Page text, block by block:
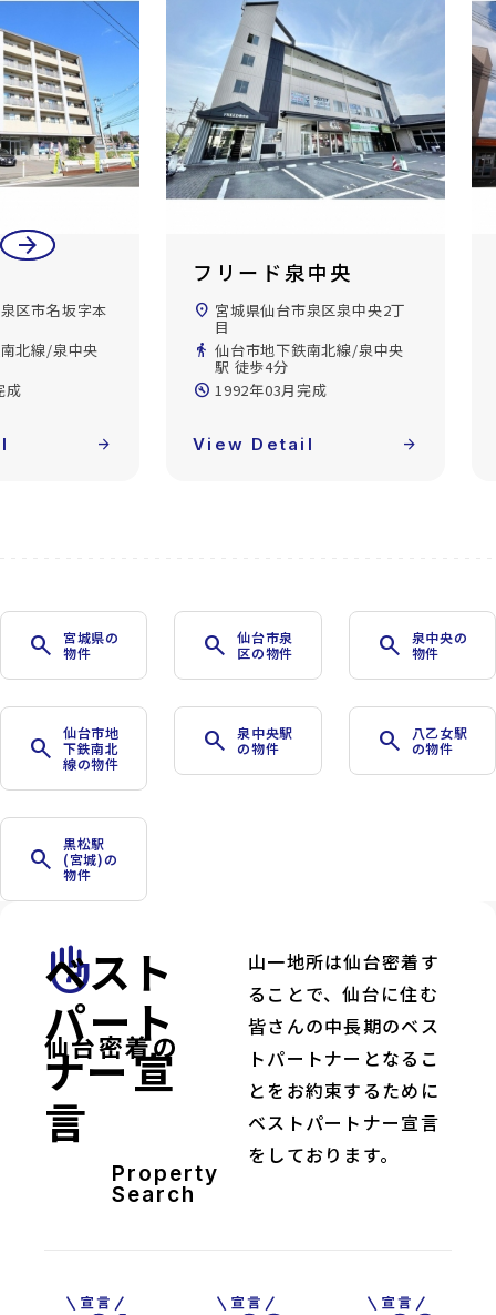
arrow_back
arrow_forward
区市名坂字本
北線/泉中央
成
arrow_forward
フリード泉中央
location_on 宮城県仙台市泉区泉中央2丁
目
directions_walk 仙台市地下鉄南北線/泉中央
駅 徒歩4分
build_circle 1992年03月完成
View Detail arrow_forward
search
宮城県の
物件
search
仙台市泉
区の物件
search
泉中央の
物件
search
仙台市地
下鉄南北
線の物件
search
泉中央駅
の物件
search
八乙女駅
の物件
search
黒松駅
(宮城)の
物件
front_hand
仙台密着の
ベスト
パート
ナー宣
言
Property
Search
山一地所は仙台密着す
ることで、仙台に住む
皆さんの中長期のベス
トパートナーとなるこ
とをお約束するために
ベストパートナー宣言
をしております。